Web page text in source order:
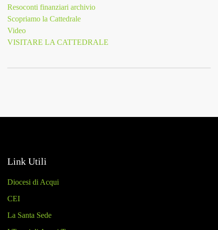
Resoconti finanziari archivio
Scopriamo la Cattedrale
Video
VISITARE LA CATTEDRALE
Link Utili
Diocesi di Acqui
CEI
La Santa Sede